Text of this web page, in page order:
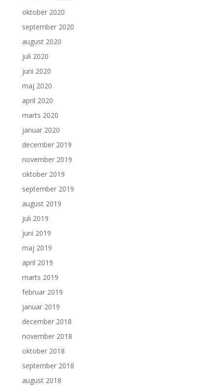
oktober 2020
september 2020
august 2020
juli 2020
juni 2020
maj 2020
april 2020
marts 2020
januar 2020
december 2019
november 2019
oktober 2019
september 2019
august 2019
juli 2019
juni 2019
maj 2019
april 2019
marts 2019
februar 2019
januar 2019
december 2018
november 2018
oktober 2018
september 2018
august 2018